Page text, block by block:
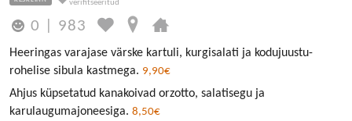
0 983
Heeringas varajase värske kartuli, kurgisalati ja kodujuustu-
rohelise sibula kastmega. 9,90€
Ahjus küpsetatud kanakoivad orzotto, salatisegu ja
karulaugumajoneesiga. 8,50€